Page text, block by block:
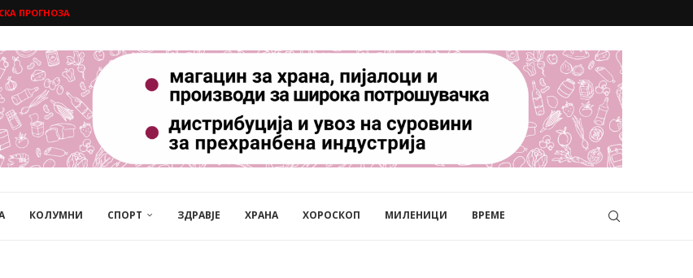
ПРОГНОЗА
КОЛУМНИ СПОРТ ЗДРАВЈЕ ХРАНА ХОРОСКОП МИЛЕНИЦИ ВРЕМЕ